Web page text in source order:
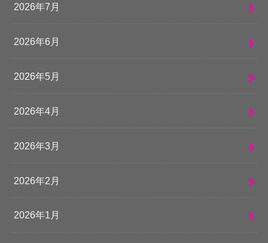
2026年7月
2026年6月
2026年5月
2026年4月
2026年3月
2026年2月
2026年1月